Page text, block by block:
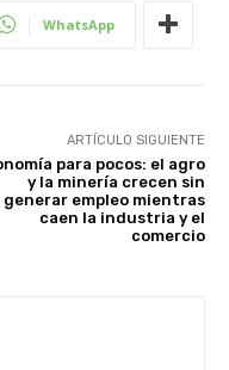
WhatsApp
ARTÍCULO SIGUIENTE
para pocos: el agro
y la minería crecen sin
generar empleo mientras
caen la industria y el
comercio